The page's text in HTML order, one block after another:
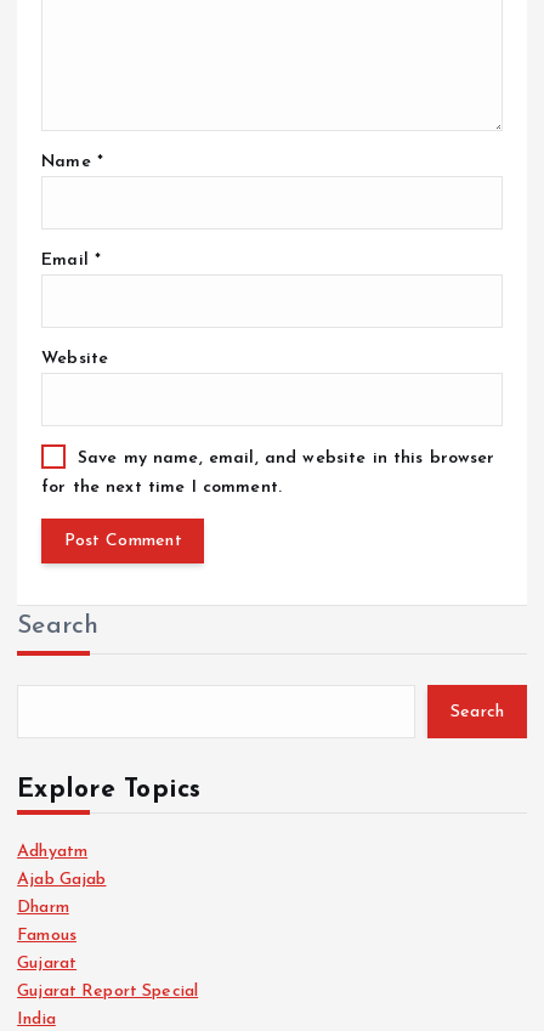
Name *
Email *
Website
Save my name, email, and website in this browser
for the next time I comment.
Search
Search
Explore Topics
Adhyatm
Ajab Gajab
Dharm
Famous
Gujarat
Gujarat Report Special
India